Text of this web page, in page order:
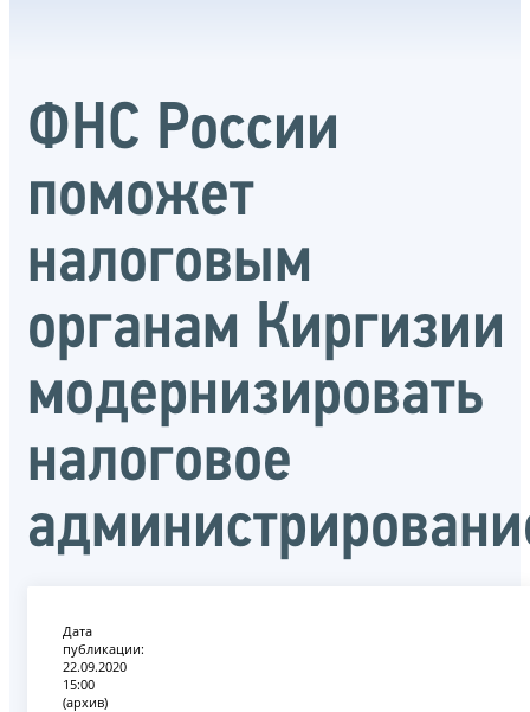
ФНС России
поможет
налоговым
органам Киргизии
модернизировать
налоговое
Дата
публикации:
22.09.2020
15:00
(архив)